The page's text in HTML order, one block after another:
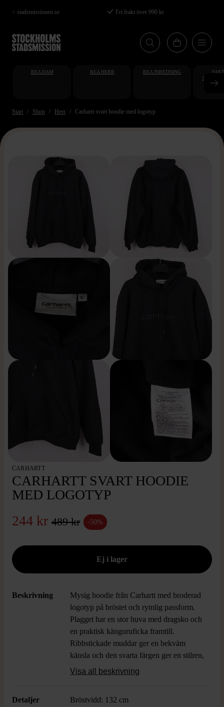
Hoppa
till
huvudinnehåll
< stadsmissionen.se Fri frakt över 990 kr
REA DAM REA HERR REA INREDNING
Start Shop Herr Carhartt svart hoodie med logotyp
CARHARTT
CARHARTT SVART HOODIE
MED LOGOTYP
244 kr 489 kr -50%
Beskrivning
Mysig hoodie från Carhartt med broderad
logotyp på bröstet och rymlig passform.
Plagget har en stor huva med dragsko och
en praktisk känguruficka framtill.
Ribbstickade muddar ger en bekväm
känsla och den svarta färgen ger en stilren,
tidlös look.
Visa all beskrivning
Detaljer
Bröstvidd: 132 cm